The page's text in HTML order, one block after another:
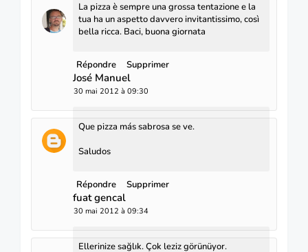
La pizza è sempre una grossa tentazione e la
tua ha un aspetto davvero invitantissimo, così
bella ricca. Baci, buona giornata
Répondre Supprimer
José Manuel
30 mai 2012 à 09:30
Que pizza más sabrosa se ve.
Saludos
Répondre Supprimer
fuat gencal
30 mai 2012 à 09:34
Ellerinize sağlık. Çok leziz görünüyor.